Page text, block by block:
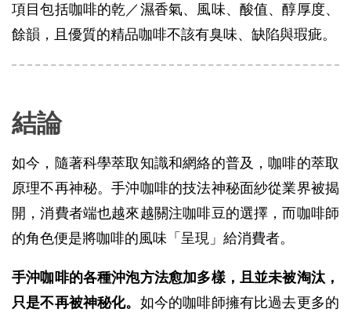
項目包括咖啡的乾／濕香氣、風味、酸值、醇厚度、
餘韻，且優質的精品咖啡不該有臭味、缺陷與瑕疵。
結論
如今，隨著科學萃取知識和網絡的普及，咖啡的萃取
原理不再神秘。手沖咖啡的技法神秘面紗從業界被揭
開，消費者端也越來越關注咖啡豆的選擇，而咖啡師
的角色便是將咖啡的風味「呈現」給消費者。
手沖咖啡的各種沖泡方法愈加多樣，且並未被淘汰，
只是不再被神秘化。 如今的咖啡師擁有比過去更多的